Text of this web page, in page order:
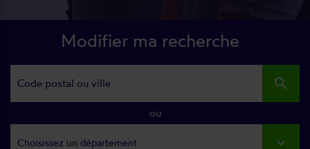
Modifier ma recherche
search
ou
Choisissez un département